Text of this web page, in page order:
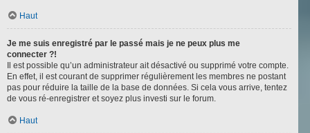
Haut
Je me suis enregistré par le passé mais je ne peux plus me
connecter ?!
Il est possible qu’un administrateur ait désactivé ou supprimé votre compte.
En effet, il est courant de supprimer régulièrement les membres ne postant
pas pour réduire la taille de la base de données. Si cela vous arrive, tentez
de vous ré-enregistrer et soyez plus investi sur le forum.
Haut